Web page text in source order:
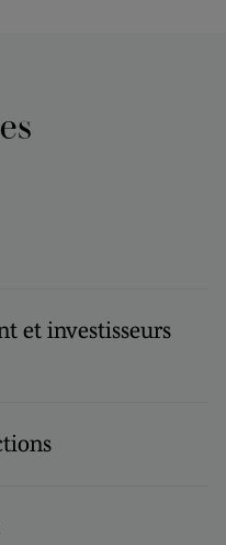
et investisseurs